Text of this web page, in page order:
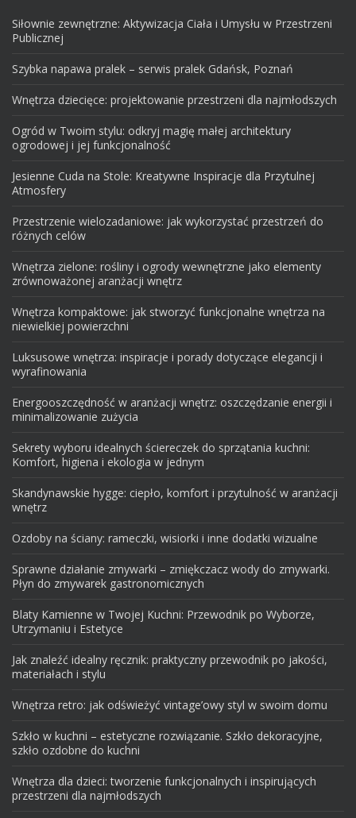
Siłownie zewnętrzne: Aktywizacja Ciała i Umysłu w Przestrzeni
Publicznej
Szybka napawa pralek – serwis pralek Gdańsk, Poznań
Wnętrza dziecięce: projektowanie przestrzeni dla najmłodszych
Ogród w Twoim stylu: odkryj magię małej architektury
ogrodowej i jej funkcjonalność
Jesienne Cuda na Stole: Kreatywne Inspiracje dla Przytulnej
Atmosfery
Przestrzenie wielozadaniowe: jak wykorzystać przestrzeń do
różnych celów
Wnętrza zielone: rośliny i ogrody wewnętrzne jako elementy
zrównoważonej aranżacji wnętrz
Wnętrza kompaktowe: jak stworzyć funkcjonalne wnętrza na
niewielkiej powierzchni
Luksusowe wnętrza: inspiracje i porady dotyczące elegancji i
wyrafinowania
Energooszczędność w aranżacji wnętrz: oszczędzanie energii i
minimalizowanie zużycia
Sekrety wyboru idealnych ściereczek do sprzątania kuchni:
Komfort, higiena i ekologia w jednym
Skandynawskie hygge: ciepło, komfort i przytulność w aranżacji
wnętrz
Ozdoby na ściany: rameczki, wisiorki i inne dodatki wizualne
Sprawne działanie zmywarki – zmiękczacz wody do zmywarki.
Płyn do zmywarek gastronomicznych
Blaty Kamienne w Twojej Kuchni: Przewodnik po Wyborze,
Utrzymaniu i Estetyce
Jak znaleźć idealny ręcznik: praktyczny przewodnik po jakości,
materiałach i stylu
Wnętrza retro: jak odświeżyć vintage’owy styl w swoim domu
Szkło w kuchni – estetyczne rozwiązanie. Szkło dekoracyjne,
szkło ozdobne do kuchni
Wnętrza dla dzieci: tworzenie funkcjonalnych i inspirujących
przestrzeni dla najmłodszych